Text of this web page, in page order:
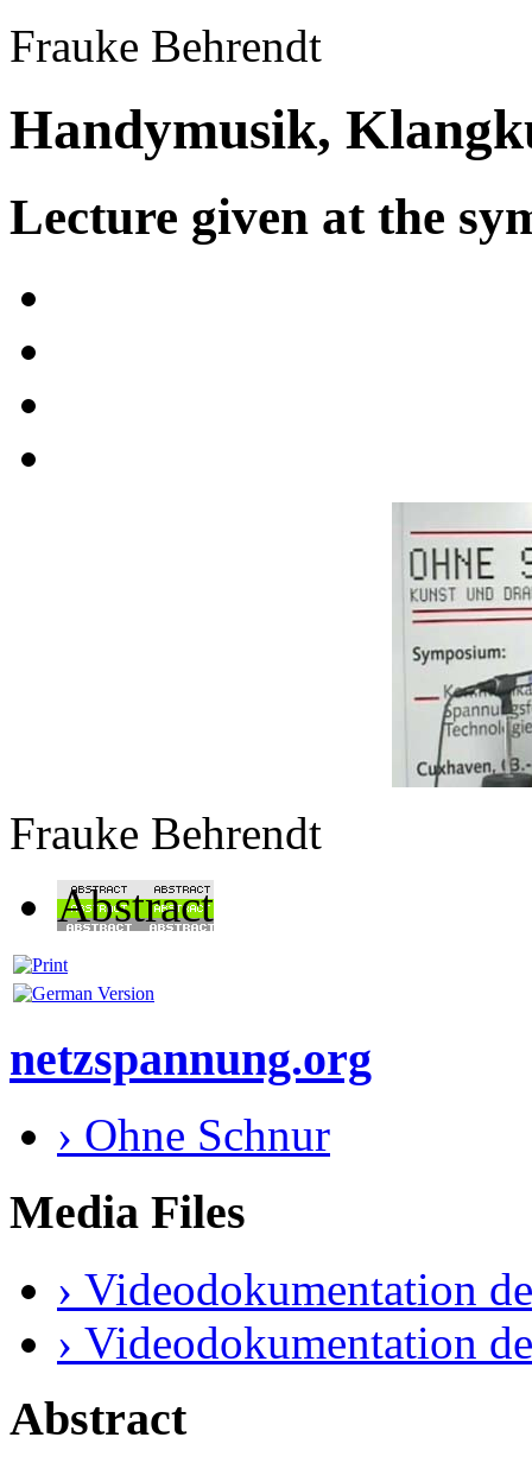
Frauke Behrendt
Handymusik,
Lecture given at the
Frauke Behrendt
Abstract
netzspannung.org
› Ohne Schnur
Media Files
› Videodokumentation
› Videodokumentation
Abstract